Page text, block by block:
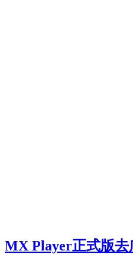
MX Player正式版去